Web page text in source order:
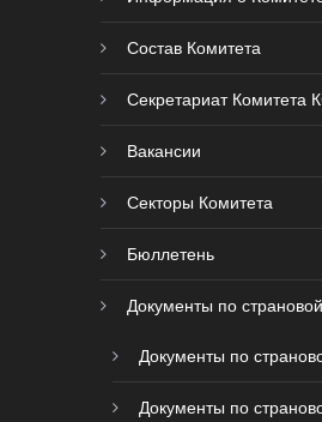
Состав Комитета
Секретариат Комитета
Вакансии
Секторы Комитета
Бюллетень
Документы по
Документы по
Документы по